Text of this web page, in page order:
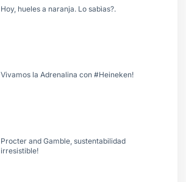
Hoy, hueles a naranja. Lo sabìas?.
Vivamos la Adrenalina con #Heineken!
Procter and Gamble, sustentabilidad
irresistible!